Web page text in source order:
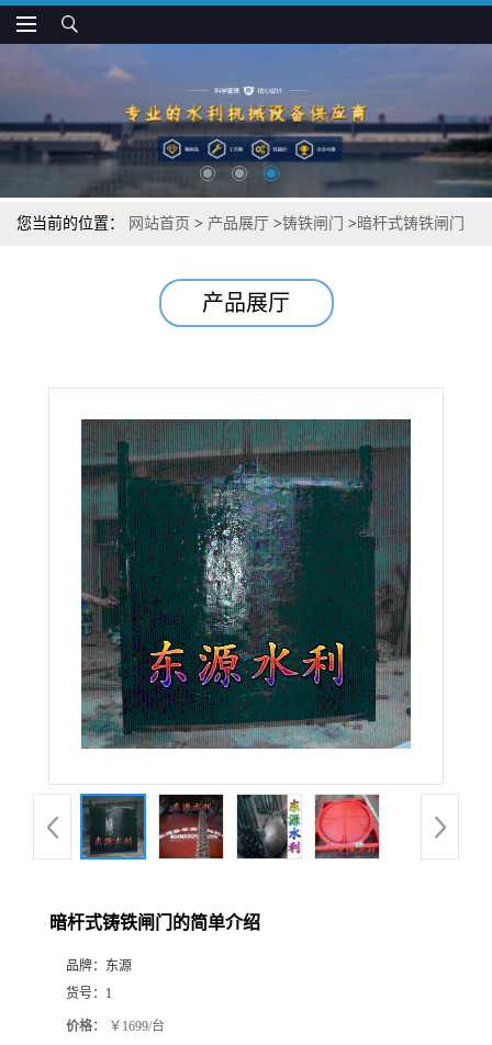
您当前的位置： 网站首页 > 产品展厅 >铸铁闸门 > 暗杆式铸铁闸门
产品展厅
暗杆式铸铁闸门的简单介绍
品牌： 东源
货号： 1
价格： ￥1699/台